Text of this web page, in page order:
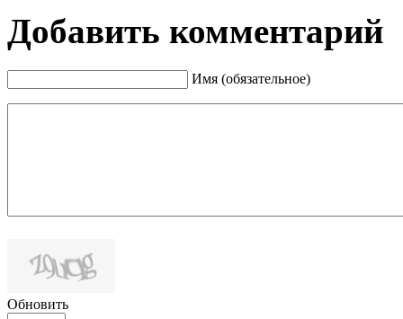
Добавить комментарий
Имя (обязательное)
Обновить